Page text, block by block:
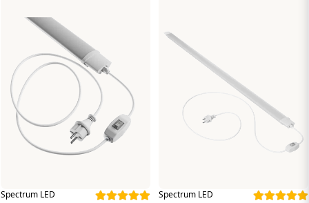
Spectrum LED Spectrum LED